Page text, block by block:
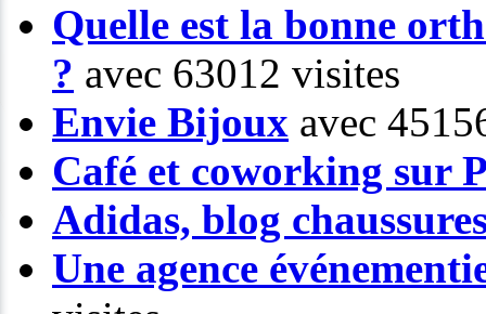
Quelle est la bonne
? avec 63012 visites
Envie Bijoux avec
Café et coworking sur
Adidas, blog
Une agence